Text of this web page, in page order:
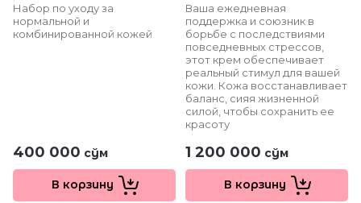
Набор по уходу за
нормальной и
комбинированной кожей
400 000 сўм
В корзину
Ваша ежедневная
поддержка и союзник в
борьбе с последствиями
повседневных стрессов,
этот крем обеспечивает
реальный стимул для вашей
кожи. Кожа восстанавливает
баланс, сияя жизненной
силой, чтобы сохранить ее
красоту
1 200 000 сўм
В корзину